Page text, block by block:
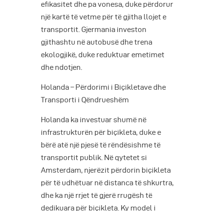
efikasitet dhe pa vonesa, duke përdorur
një kartë të vetme për të gjitha llojet e
transportit. Gjermania investon
gjithashtu në autobusë dhe trena
ekologjikë, duke reduktuar emetimet
dhe ndotjen.
Holanda – Përdorimi i Biçikletave dhe
Transporti i Qëndrueshëm
Holanda ka investuar shumë në
infrastrukturën për biçikleta, duke e
bërë atë një pjesë të rëndësishme të
transportit publik. Në qytetet si
Amsterdam, njerëzit përdorin biçikleta
për të udhëtuar në distanca të shkurtra,
dhe ka një rrjet të gjerë rrugësh të
dedikuara për biçikleta. Ky model i